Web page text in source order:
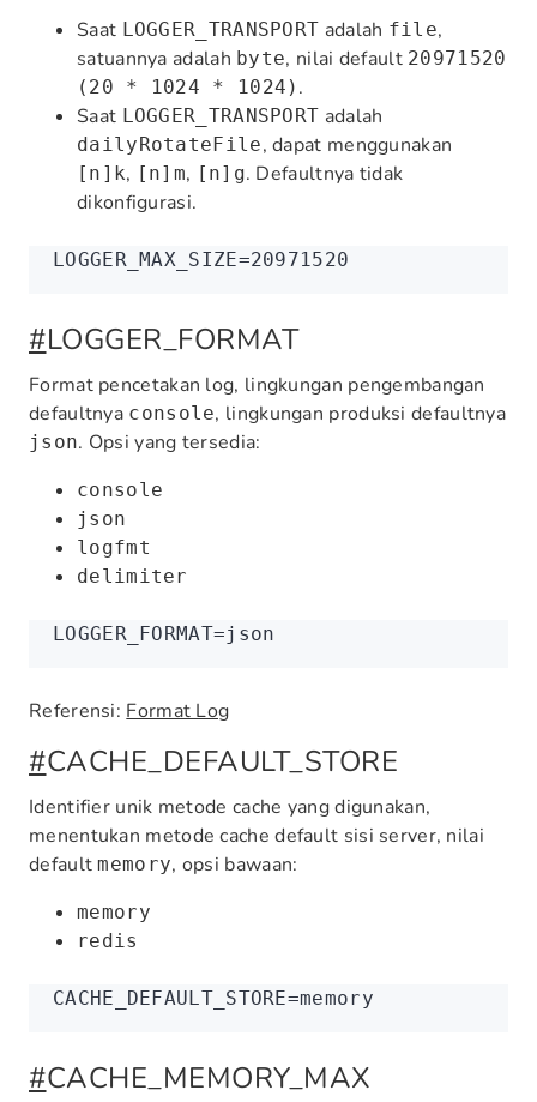
Saat LOGGER_TRANSPORT adalah file,
satuannya adalah byte, nilai default 20971520
(20 * 1024 * 1024) .
Saat LOGGER_TRANSPORT adalah
dailyRotateFile, dapat menggunakan
[n]k, [n]m, [n]g. Defaultnya tidak
dikonfigurasi.
LOGGER_MAX_SIZE=20971520
#LOGGER_FORMAT
Format pencetakan log, lingkungan pengembangan
defaultnya console, lingkungan produksi defaultnya
json. Opsi yang tersedia:
console
json
logfmt
delimiter
LOGGER_FORMAT=json
Referensi: Format Log
#CACHE_DEFAULT_STORE
Identifier unik metode cache yang digunakan,
menentukan metode cache default sisi server, nilai
defaultmemory, opsi bawaan:
memory
redis
CACHE_DEFAULT_STORE=memory
#CACHE_MEMORY_MAX